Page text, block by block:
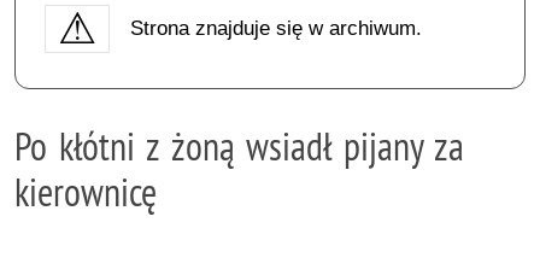
Strona znajduje się w archiwum.
Po kłótni z żoną wsiadł pijany za
kierownicę